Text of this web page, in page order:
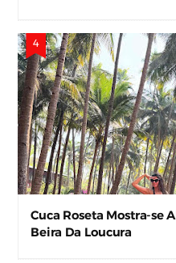
Cuca Roseta Mostra-se
Beira Da Loucura